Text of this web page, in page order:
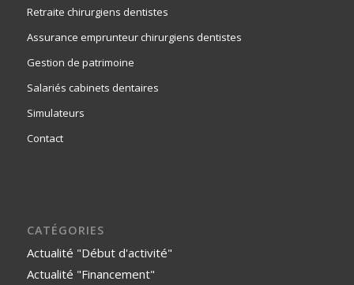
Retraite chirurgiens dentistes
Assurance emprunteur chirurgiens dentistes
Gestion de patrimoine
Salariés cabinets dentaires
Simulateurs
Contact
CATÉGORIES
Actualité "Début d'activité"
Actualité "Financement"